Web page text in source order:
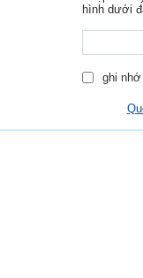
hình dưới
ghi